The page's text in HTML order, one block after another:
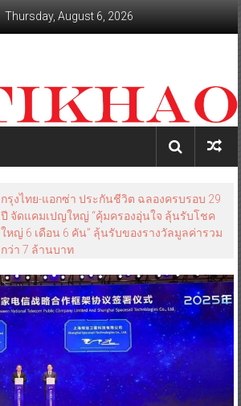
Thursday, August 6, 2026
กรุงไทย-แอกซ่า ประกันชีวิต ฉลองครบรอบ 29
ปี จัดแคมเปญใหญ่ “คุ้มครองอุ่นใจ ลุ้นรับโชค
ใหญ่ 6 เดือน 6 คัน” ลุ้นรับของรางวัลมูลค่ารวม
กว่า 7 ล้านบาท